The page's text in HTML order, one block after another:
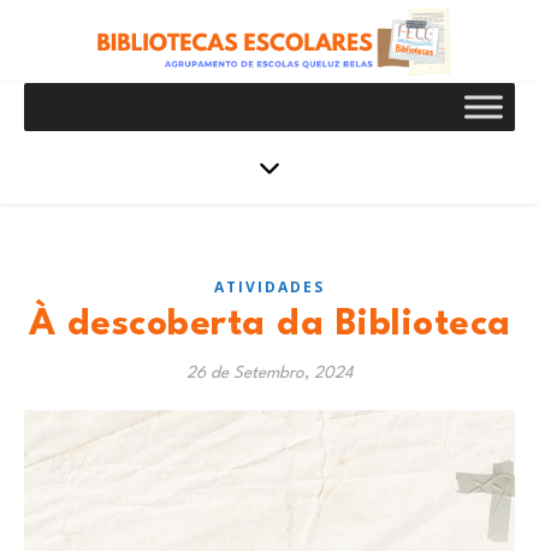
ATIVIDADES
À descoberta da Biblioteca
26 de Setembro, 2024